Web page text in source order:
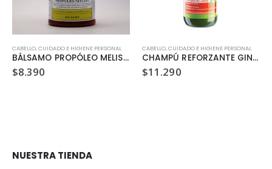
CABELLO,CUIDADO E HIGIENE PERSONAL
BÁLSAMO PROPÓLEO MELISA (300 ML)
$8.390
CABELLO,CUIDADO E HIGIENE PERSONAL
CHAMPÚ REFORZANTE GINSENG (300 ML)
$11.290
NUESTRA TIENDA